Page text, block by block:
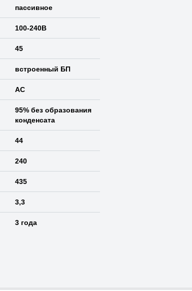
пассивное
100-240В
45
встроенный БП
AC
95% без образования
конденсата
44
240
435
3,3
3 года